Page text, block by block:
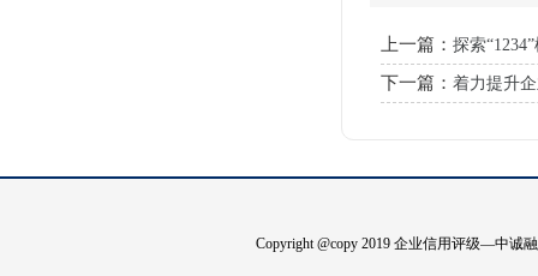
上一篇： 探索
下一篇： 着力提升
Copyright @copy 2019 企业信用评级—中诚